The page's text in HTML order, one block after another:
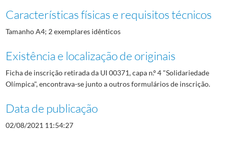
Características físicas e requisitos técnicos
Tamanho A4; 2 exemplares idênticos
Existência e localização de originais
Ficha de inscrição retirada da UI 00371, capa n.º 4 "Solidariedade
Olímpica", encontrava-se junto a outros formulários de inscrição.
Data de publicação
02/08/2021 11:54:27